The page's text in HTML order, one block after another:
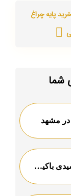
پایه چراغ
شما
در مشهد
قیمت خرید برج نوری خورشیدی باکیفیت